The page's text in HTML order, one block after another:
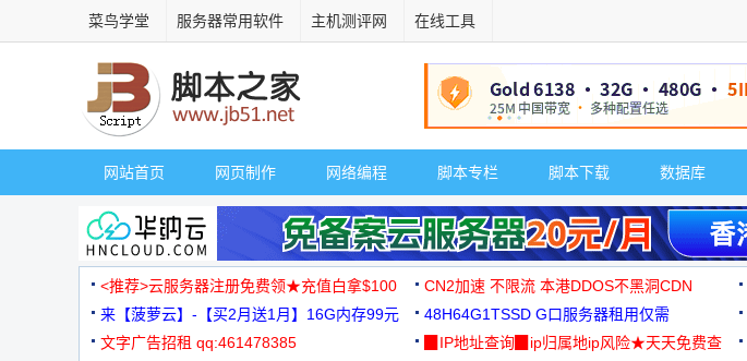
菜鸟学堂 服务器常用软件 主机测评网 在线工具
网站首页 网页制作 网络编程 脚本专栏 脚本下载 数据库
<推荐>云服务器注册免费领★充值白拿$100 CN2加速 不限流 本港DDOS不黑洞CDN
来【菠萝云】-【买2月送1月】16G内存99元
48H64G1TSSD G口服务器租用仅需
3000+可免费测试
文字广告招租 qq:461478385
▉IP地址查询▉ip归属地ip风险★天天免费查